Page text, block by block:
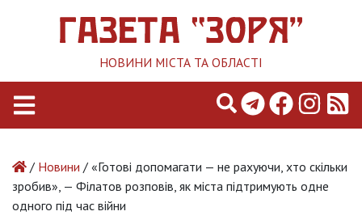
НОВИНИ МІСТА ТА ОБЛАСТІ
/ Новини / «Готові допомагати — не рахуючи, хто скільки
зробив», — Філатов розповів, як міста підтримують одне
одного під час війни